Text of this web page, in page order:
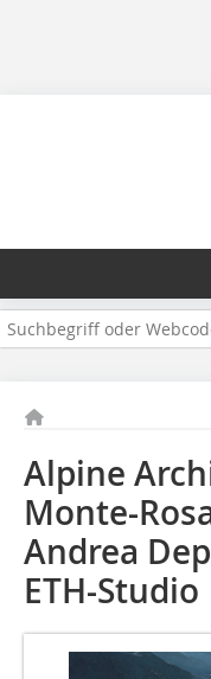
Alpine
Monte-
Andrea
ETH-Studio